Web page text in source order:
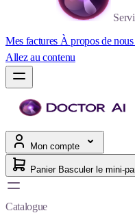
Mes factures À propos de
Allez au contenu
Mon compte
Panier
Catalogue